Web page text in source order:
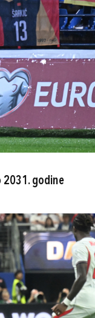
2031. godine